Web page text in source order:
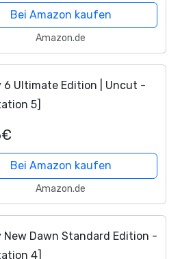
Bei Amazon kaufen
Amazon.de
6 Ultimate Edition | Uncut -
5]
Bei Amazon kaufen
Amazon.de
New Dawn Standard Edition -
4]